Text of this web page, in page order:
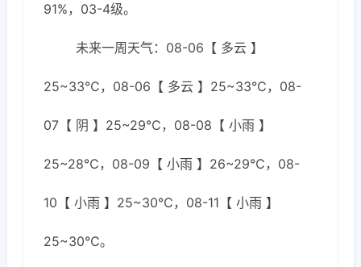
91%，03-4级。
未来一周天气：08-06【 多云 】
25~33℃，08-06【 多云 】25~33℃，08-
07【 阴 】25~29℃，08-08【 小雨 】
25~28℃，08-09【 小雨 】26~29℃，08-
10【 小雨 】25~30℃，08-11【 小雨 】
25~30℃。